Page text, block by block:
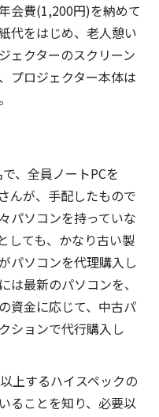
会費(1,200円)を納めて
代をはじめ、老人憩い
ェクターのスクリーン
プロジェクター本体は
、全員ノートPCを
んが、手配したもので
パソコンを持っていな
しても、かなり古い製
パソコンを代理購入し
は最新のパソコンを、
資金に応じて、中古パ
ションで代行購入し
上するハイスペックの
ることを知り、必要以